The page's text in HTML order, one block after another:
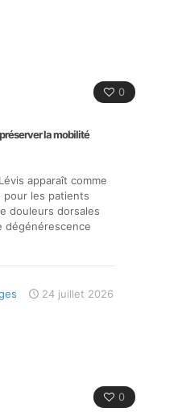
0
la mobilité
apparaît comme
pour les patients
douleurs dorsales
dégénérescence
24 juillet 2026
0